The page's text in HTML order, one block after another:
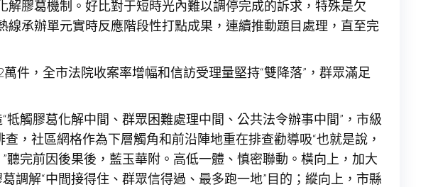
膠葛機制。好比對于短時光內難以調停完成的訴求，特殊是欠
線承辦單元實時反應階段性打點成果，連續推動題目處理，直至完
件，全市法院收案率增幅和信訪受理量堅持“雙降落”，群眾滿足
觸膠葛化解中間、群眾困難處理中間、公共法令辦事中間”，市級
，社區網格作為下層觸角和前沿陣地重在排查勸導吸“也就是說，
完前因後果後，藍玉華附。高低一體、慎密聯動。橫向上，加大
調解“中間接得住、群眾信得過、最多跑一地”目的；縱向上，市縣